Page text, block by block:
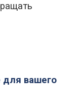
вашего